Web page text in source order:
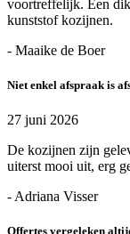
voortreffelijk. Een
kunststof kozijnen.
- Maaike de Boer
Niet enkel afspraak is
27 juni 2026
De kozijnen zijn
uiterst mooi uit, erg
- Adriana Visser
Offertes vergeleken